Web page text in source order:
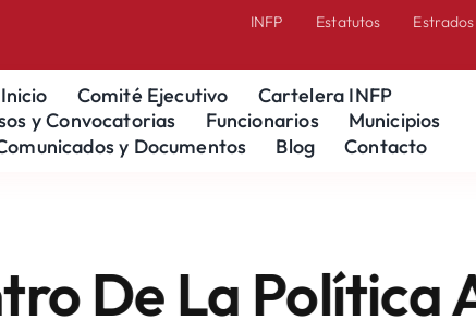
INFP Estatutos Estrados
Inicio Comité Ejecutivo
Cartelera INFP
y Convocatorias
Funcionarios
Municipios
y Documentos
Blog Contacto
Política Al